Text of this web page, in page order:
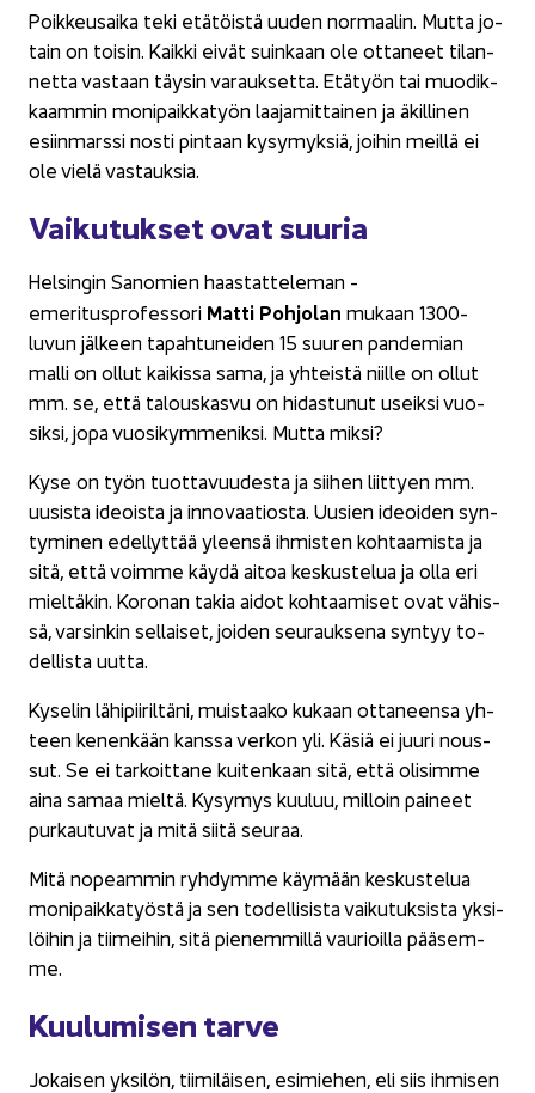
Poik­keus­ai­ka teki etä­töis­tä uuden nor­maa­lin. Mutta jo­
tain on toi­sin. Kaik­ki eivät suin­kaan ole ot­ta­neet ti­lan­
net­ta vas­taan täy­sin va­rauk­set­ta. Etä­työn tai muo­dik­
kaam­min mo­ni­paik­ka­työn laa­ja­mit­tai­nen ja äkil­li­nen
esiin­mars­si nosti pin­taan ky­sy­myk­siä, joi­hin meil­lä ei
ole vielä vas­tauk­sia.
Vai­ku­tuk­set ovat suu­ria
Hel­sin­gin Sa­no­mien haas­tat­te­le­man ­
emeritusprofessori Matti Poh­jo­lan mu­kaan 1300-​
luvun jäl­keen ta­pah­tu­nei­den 15 ­suuren pan­de­mian
malli on ollut kai­kis­sa sama, ja yh­teis­tä niil­le on ollut
mm. se, että ta­lous­kas­vu on hi­das­tu­nut useik­si vuo­
sik­si, jopa vuo­si­kym­me­nik­si. Mutta miksi?
Kyse on työn tuot­ta­vuu­des­ta ja sii­hen liit­tyen mm.
uusis­ta ideois­ta ja in­no­vaa­tios­ta. Uusien ideoi­den syn­
ty­mi­nen edel­lyt­tää yleen­sä ih­mis­ten koh­taa­mis­ta ja
sitä, että voim­me käydä aitoa kes­kus­te­lua ja olla eri
miel­tä­kin. Ko­ro­nan takia aidot koh­taa­mi­set ovat vä­his­
sä, var­sin­kin sel­lai­set, joi­den seu­rauk­se­na syn­tyy to­
del­lis­ta uutta.
Ky­se­lin lä­hi­pii­ril­tä­ni, muis­taa­ko ku­kaan ot­ta­neen­sa yh­
teen ke­nen­kään kans­sa ver­kon yli. Käsiä ei juuri nous­
sut. Se ei tar­koit­ta­ne kui­ten­kaan sitä, että oli­sim­me
aina samaa miel­tä. Ky­sy­mys kuu­luu, mil­loin pai­neet
pur­kau­tu­vat ja mitä siitä seu­raa.
Mitä no­peam­min ryh­dym­me käy­mään kes­kus­te­lua
mo­ni­paik­ka­työs­tä ja sen to­del­li­sis­ta vai­ku­tuk­sis­ta yk­si­
löi­hin ja tii­mei­hin, sitä pie­nem­mil­lä vau­rioil­la pää­sem­
me.
Kuu­lu­mi­sen tarve
Jo­kai­sen yk­si­lön, tii­mi­läi­sen, esi­mie­hen, eli siis ih­mi­sen